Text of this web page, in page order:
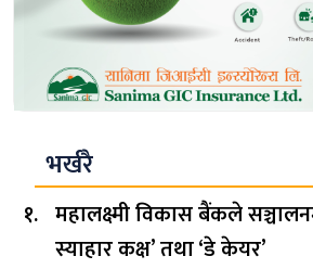
भर्खरै
महालक्ष्मी विकास बैंकले
स्याहार कक्ष’ तथा ‘डे केयर’